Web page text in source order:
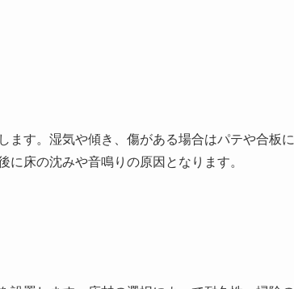
ます。湿気や傾き、傷がある場合はパテや合板
に床の沈みや音鳴りの原因となります。